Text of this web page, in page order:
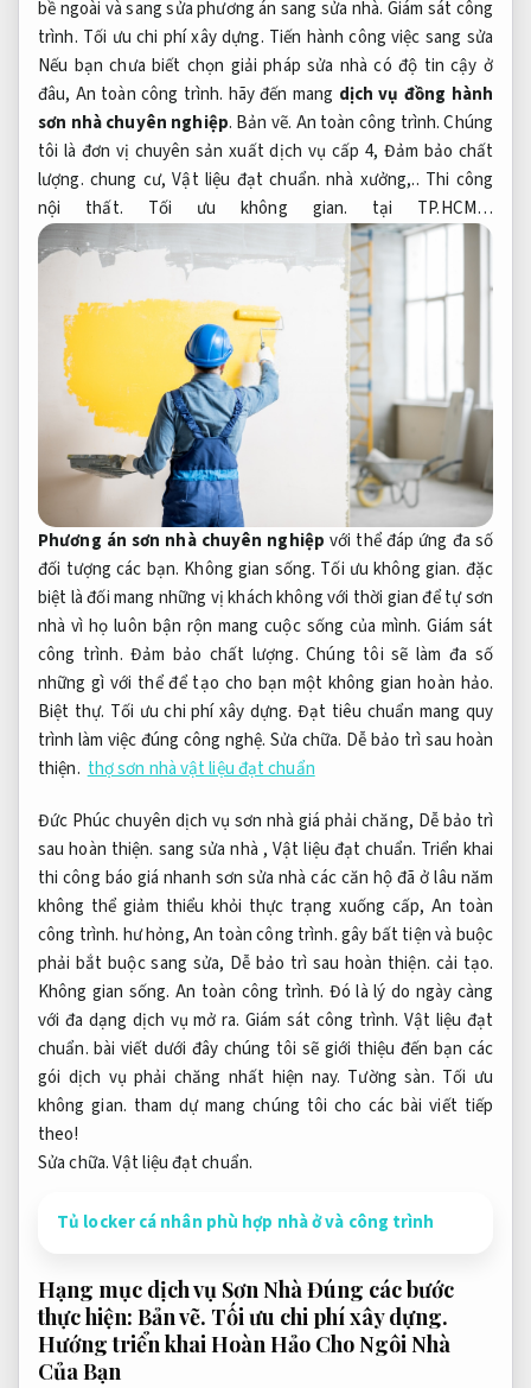
bề ngoài và sang sửa phương án sang sửa nhà. Giám sát công
trình. Tối ưu chi phí xây dựng. Tiến hành công việc sang sửa
Nếu bạn chưa biết chọn giải pháp sửa nhà có độ tin cậy ở
đâu, An toàn công trình. hãy đến mang dịch vụ đồng hành
sơn nhà chuyên nghiệp. Bản vẽ. An toàn công trình.Chúng
tôi là đơn vị chuyên sản xuất dịch vụ cấp 4, Đảm bảo chất
lượng. chung cư,Vật liệu đạt chuẩn. nhà xưởng,.. Thi công
nội thất.
Tối ưu không gian. tại TP.HCM…
Phương án sơn nhà chuyên nghiệp với thể đáp ứng đa số
đối tượng các bạn. Không gian sống. Tối ưu không gian. đặc
biệt là đối mang những vị khách không với thời gian để tự sơn
nhà vì họ luôn bận rộn mang cuộc sống của mình.Giám sát
công trình. Đảm bảo chất lượng. Chúng tôi sẽ làm đa số
những gì với thể để tạo cho bạn một không gian hoàn hảo.
Biệt thự. Tối ưu chi phí xây dựng. Đạt tiêu chuẩn mang quy
trình làm việc đúng công nghệ.Sửa chữa. Dễ bảo trì sau hoàn
thiện. thợ sơn nhà vật liệu đạt chuẩn
Đức Phúc chuyên dịch vụ sơn nhà giá phải chăng, Dễ bảo trì
sau hoàn thiện. sang sửa nhà ,Vật liệu đạt chuẩn. Triển khai
thi công báo giá nhanh sơn sửa nhà các căn hộ đã ở lâu năm
không thể giảm thiểu khỏi thực trạng xuống cấp, An toàn
công trình. hư hỏng,An toàn công trình.gây bất tiện và buộc
phải bắt buộc sang sửa, Dễ bảo trì sau hoàn thiện. cải tạo.
Không gian sống. An toàn công trình. Đó là lý do ngày càng
với đa dạng dịch vụ mở ra. Giám sát công trình. Vật liệu đạt
chuẩn. bài viết dưới đây chúng tôi sẽ giới thiệu đến bạn các
gói dịch vụ phải chăng nhất hiện nay. Tường sàn. Tối ưu
không gian. tham dự mang chúng tôi cho các bài viết tiếp
theo!
Sửa chữa.Vật liệu đạt chuẩn.
Tủ locker cá nhân phù hợp nhà ở và công trình
Hạng mục dịch vụ Sơn Nhà Đúng các bước
thực hiện: Bản vẽ. Tối ưu chi phí xây dựng.
Hướng triển khai Hoàn Hảo Cho Ngôi Nhà
Của Bạn